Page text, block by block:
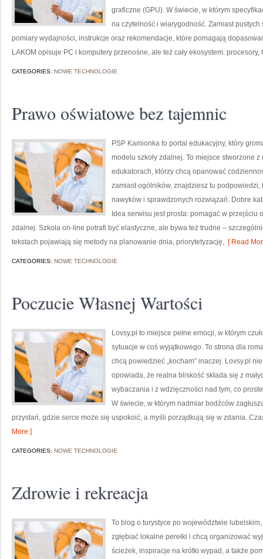
graficzne (GPU). W świecie, w którym
na czytelność i wiarygodność. Zamiast
pomiary wydajności, instrukcje oraz rekomendacje, które pomagają
LAKOM opisuje PC i komputery przenośne, ale też cały ekosystem: procesory,
CATEGORIES: NOWE TECHNOLOGIE
Prawo oświatowe bez tajemnic
PSP Kamionka to portal edukacyjny, który
modelu szkoły zdalnej. To miejsce stworzone
edukatorach, którzy chcą opanować
zamiast ogólników, znajdziesz tu
nawyków i sprawdzonych rozwiązań. Dobre
Idea serwisu jest prosta: pomagać w
zdalnej. Szkoła on-line potrafi być elastyczne, ale bywa też trudne –
tekstach pojawiają się metody na planowanie dnia, priorytetyzację, [ Read
CATEGORIES: NOWE TECHNOLOGIE
Poczucie Własnej Wartości
Lovsy.pl to miejsce pełne emocji, w którym
sytuacje w coś wyjątkowego. To strona dla
chcą powiedzieć „kocham” inaczej. Lovsy.pl
opowiada, że realna bliskość składa się z
wybaczania i z wdzięczności nad tym, co
W świecie, w którym nadmiar bodźców
przystań, gdzie serce może się uspokoić, a myśli porządkują się w zdania.
More ]
CATEGORIES: NOWE TECHNOLOGIE
Zdrowie i rekreacja
To blog o turystyce po województwie
zgłębiać lokalne perełki i chcą organizować
ścieżek, inspiracje na krótki wypad, a także